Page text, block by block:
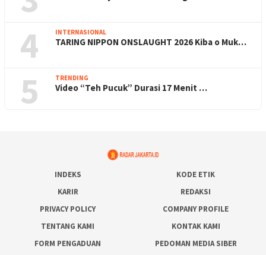
4 INTERNASIONAL
TARING NIPPON ONSLAUGHT 2026 Kiba o Muk…
5 TRENDING
Video “Teh Pucuk” Durasi 17 Menit …
INDEKS
KODE ETIK
KARIR
REDAKSI
PRIVACY POLICY
COMPANY PROFILE
TENTANG KAMI
KONTAK KAMI
FORM PENGADUAN
PEDOMAN MEDIA SIBER